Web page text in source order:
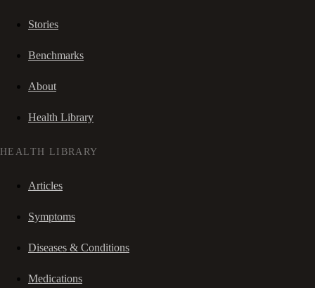
Stories
Benchmarks
About
Health Library
HEALTH LIBRARY
Articles
Symptoms
Diseases & Conditions
Medications